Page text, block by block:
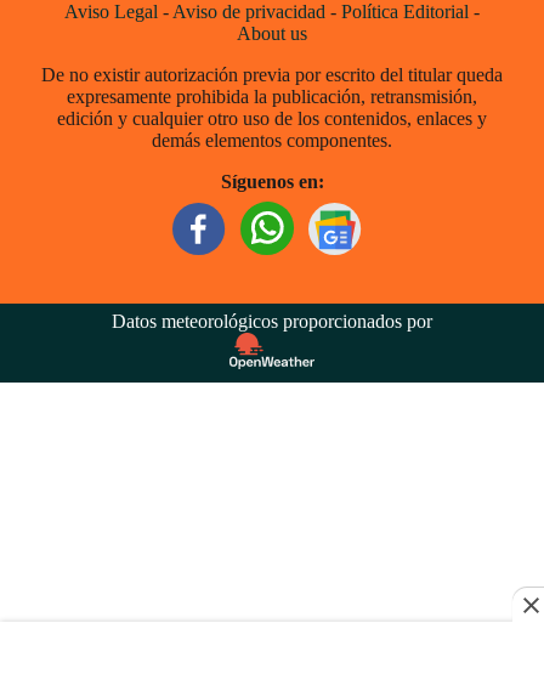
Aviso Legal - Aviso de privacidad - Política Editorial -
About us
De no existir autorización previa por escrito del titular queda
expresamente prohibida la publicación, retransmisión,
edición y cualquier otro uso de los contenidos, enlaces y
demás elementos componentes.
Síguenos en:
Datos meteorológicos proporcionados por